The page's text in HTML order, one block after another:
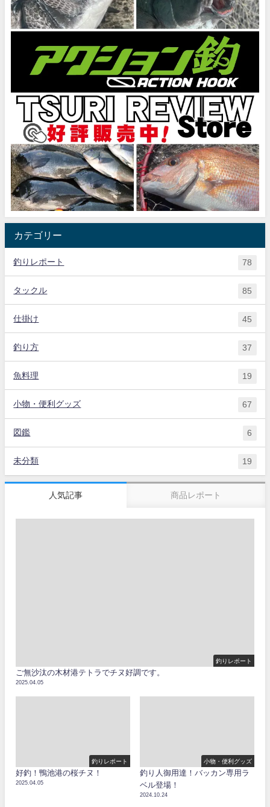
カテゴリー
釣りレポート 78
タックル 85
仕掛け 45
釣り方 37
魚料理 19
小物・便利グッズ 67
図鑑 6
未分類 19
人気記事 商品レポート
釣りレポート
ご無沙汰の木材港テトラでチヌ好調です。
2025.04.05
釣りレポート
好釣！鴨池港の桜チヌ！
2025.04.05
小物・便利グッズ
釣り人御用達！バッカン専用ラ
ベル登場！
2024.10.24